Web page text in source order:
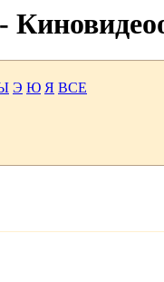
Э Ю Я ВСЕ